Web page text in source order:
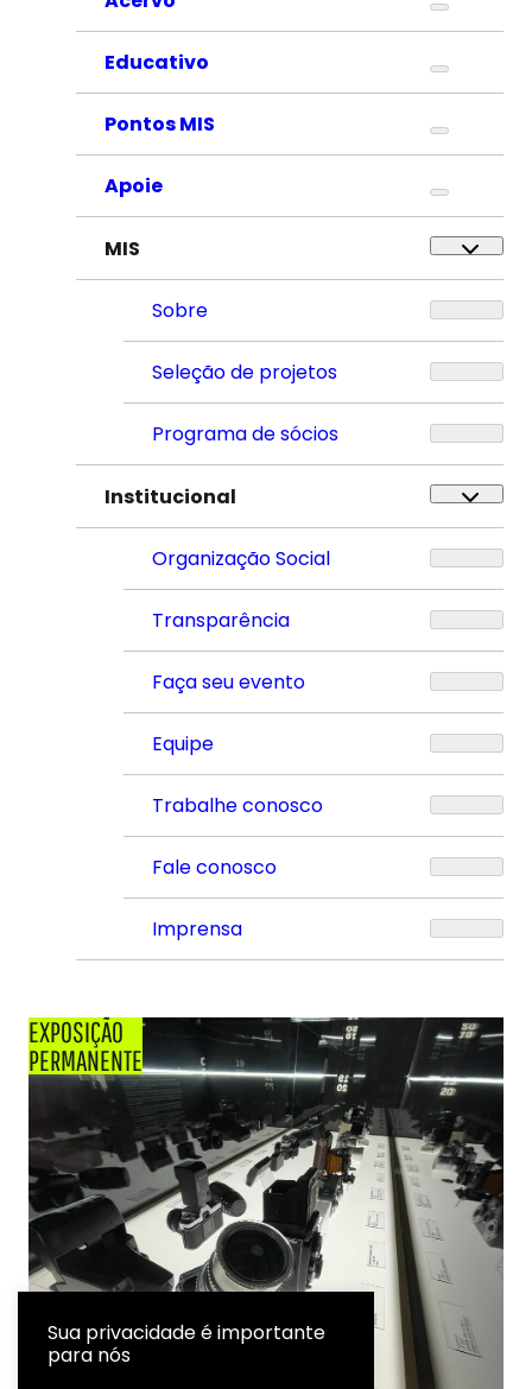
Educativo
Pontos MIS
Apoie
MIS
Sobre
Seleção de projetos
Programa de sócios
Institucional
Organização Social
Transparência
Faça seu evento
Equipe
Trabalhe conosco
Fale conosco
Imprensa
EXPOSIÇÃO
PERMANENTE
Sua privacidade é importante
para nós